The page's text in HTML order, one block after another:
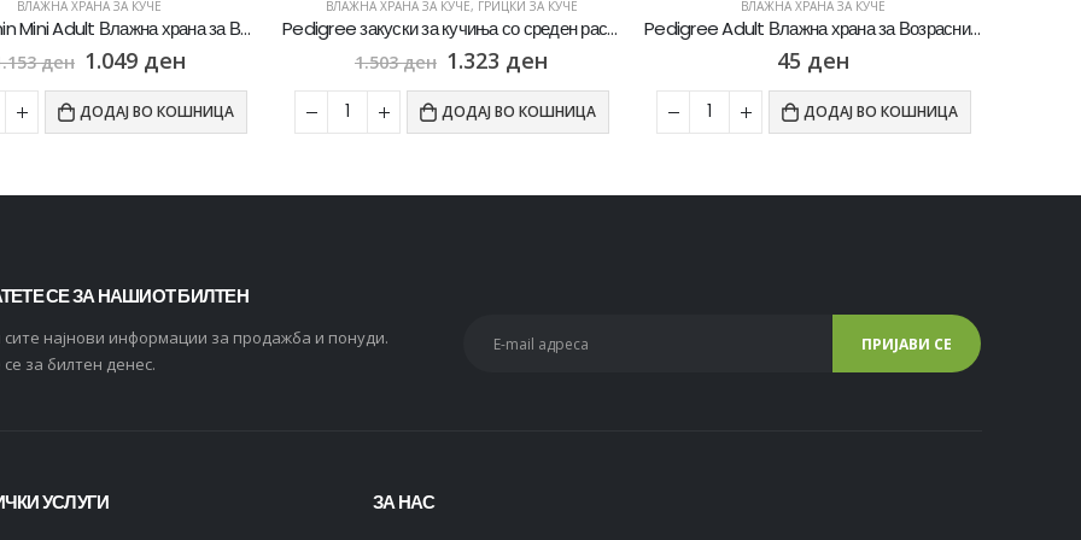
ВЛАЖНА ХРАНА ЗА КУЧЕ
Royal Canin Mini Adult Влажна храна за Возрасни кучиња со Мал раст со Парчиња месо во сос [12х Кесичка 85гр]
ден 1.049 ден
ДОДАЈ ВО КОШНИЦА
ВЛАЖНА ХРАНА ЗА КУЧЕ, ГРИЦКИ ЗА КУЧЕ
Pedigree закуски за кучиња со среден раст, сет од 2.8кг
1.503ден 1.323 ден
ДОДАЈ ВО КОШНИЦА
ВЛАЖНА ХРАНА ЗА КУЧЕ
Pedigree Adult Влажна храна за Возрасни кучиња со Парчиња Говедско и Јагнешко во сос [Кесичка 100гр]
45 ден
ДОДАЈ ВО КОШНИЦА
СЕ ЗА НАШИОТ БИЛТЕН
сите најнови информации за продажба и понуди.
за билтен денес.
УСЛУГИ ЗА НАС